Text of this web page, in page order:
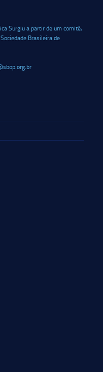
Surgiu a partir de um comitê,
Brasileira de